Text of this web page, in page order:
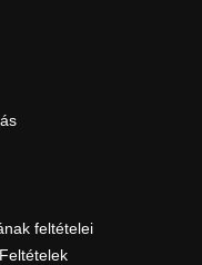
feltételei